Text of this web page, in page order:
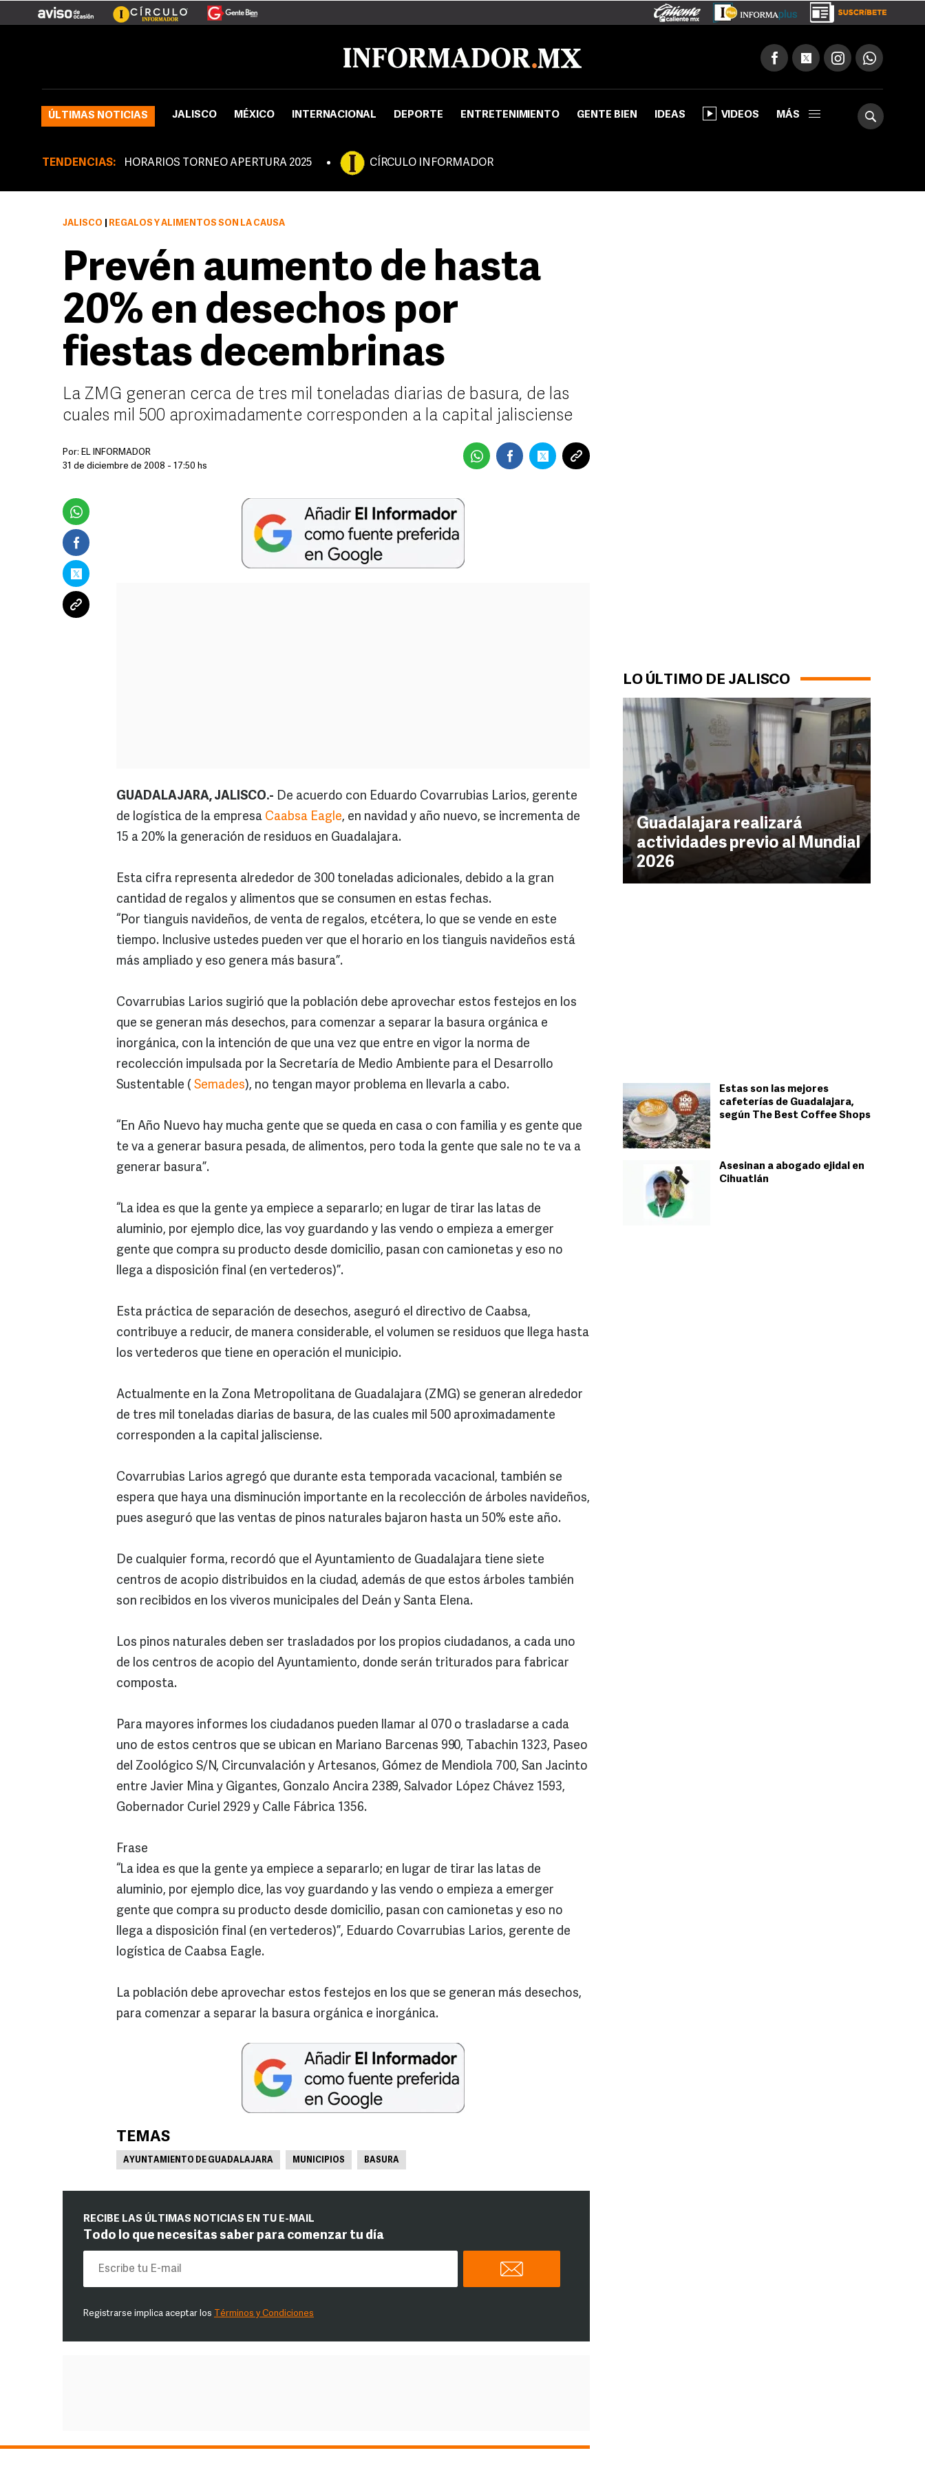
ÚLTIMAS NOTICIAS JALISCO MÉXICO INTERNACIONAL DEPORTE ENTRETENIMIENTO GENTE BIEN IDEAS VIDEOS MÁS
TENDENCIAS: HORARIOS TORNEO APERTURA 2025 CÍRCULO INFORMADOR
LO ÚLTIMO DE JALISCO
Guadalajara realizará
actividades previo al Mundial
2026
Estas son las mejores
cafeterías de Guadalajara,
según The Best Coffee Shops
Asesinan a abogado ejidal en
Cihuatlán
JALISCO REGALOS Y ALIMENTOS SON LA CAUSA
Prevén aumento de hasta
20% en desechos por
fiestas decembrinas
La ZMG generan cerca de tres mil toneladas diarias de basura, de las
cuales mil 500 aproximadamente corresponden a la capital jalisciense
Por: EL INFORMADOR
31 de diciembre de 2008 - 17:50 hs
GUADALAJARA, JALISCO.- De acuerdo con Eduardo Covarrubias Larios, gerente
de logística de la empresa Caabsa Eagle, en navidad y año nuevo, se incrementa de
15 a 20% la generación de residuos en Guadalajara.
Esta cifra representa alrededor de 300 toneladas adicionales, debido a la gran
cantidad de regalos y alimentos que se consumen en estas fechas.
“Por tianguis navideños, de venta de regalos, etcétera, lo que se vende en este
tiempo. Inclusive ustedes pueden ver que el horario en los tianguis navideños está
más ampliado y eso genera más basura”.
Covarrubias Larios sugirió que la población debe aprovechar estos festejos en los
que se generan más desechos, para comenzar a separar la basura orgánica e
inorgánica, con la intención de que una vez que entre en vigor la norma de
recolección impulsada por la Secretaría de Medio Ambiente para el Desarrollo
Sustentable ( Semades), no tengan mayor problema en llevarla a cabo.
“En Año Nuevo hay mucha gente que se queda en casa o con familia y es gente que
te va a generar basura pesada, de alimentos, pero toda la gente que sale no te va a
generar basura”.
“La idea es que la gente ya empiece a separarlo; en lugar de tirar las latas de
aluminio, por ejemplo dice, las voy guardando y las vendo o empieza a emerger
gente que compra su producto desde domicilio, pasan con camionetas y eso no
llega a disposición final (en vertederos)”.
Esta práctica de separación de desechos, aseguró el directivo de Caabsa,
contribuye a reducir, de manera considerable, el volumen se residuos que llega hasta
los vertederos que tiene en operación el municipio.
Actualmente en la Zona Metropolitana de Guadalajara (ZMG) se generan alrededor
de tres mil toneladas diarias de basura, de las cuales mil 500 aproximadamente
corresponden a la capital jalisciense.
Covarrubias Larios agregó que durante esta temporada vacacional, también se
espera que haya una disminución importante en la recolección de árboles navideños,
pues aseguró que las ventas de pinos naturales bajaron hasta un 50% este año.
De cualquier forma, recordó que el Ayuntamiento de Guadalajara tiene siete
centros de acopio distribuidos en la ciudad, además de que estos árboles también
son recibidos en los viveros municipales del Deán y Santa Elena.
Los pinos naturales deben ser trasladados por los propios ciudadanos, a cada uno
de los centros de acopio del Ayuntamiento, donde serán triturados para fabricar
composta.
Para mayores informes los ciudadanos pueden llamar al 070 o trasladarse a cada
uno de estos centros que se ubican en Mariano Barcenas 990, Tabachin 1323, Paseo
del Zoológico S/N, Circunvalación y Artesanos, Gómez de Mendiola 700, San Jacinto
entre Javier Mina y Gigantes, Gonzalo Ancira 2389, Salvador López Chávez 1593,
Gobernador Curiel 2929 y Calle Fábrica 1356.
Frase
“La idea es que la gente ya empiece a separarlo; en lugar de tirar las latas de
aluminio, por ejemplo dice, las voy guardando y las vendo o empieza a emerger
gente que compra su producto desde domicilio, pasan con camionetas y eso no
llega a disposición final (en vertederos)”, Eduardo Covarrubias Larios, gerente de
logística de Caabsa Eagle.
La población debe aprovechar estos festejos en los que se generan más desechos,
para comenzar a separar la basura orgánica e inorgánica.
TEMAS
AYUNTAMIENTO DE GUADALAJARA MUNICIPIOS BASURA
RECIBE LAS ÚLTIMAS NOTICIAS EN TU E-MAIL
Todo lo que necesitas saber para comenzar tu día
Registrarse implica aceptar los Términos y Condiciones